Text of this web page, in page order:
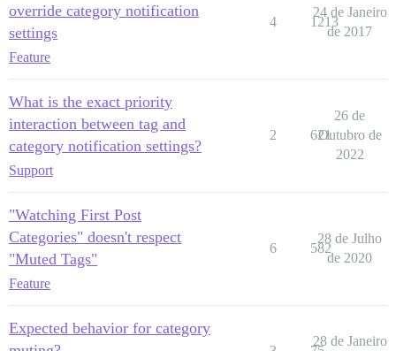
override category notification
settings
Feature
4 1213
24 de Janeiro
de 2017
What is the exact priority
interaction between tag and
category notification settings?
Support
2 621
26 de
Outubro de
2022
"Watching First Post
Categories" doesn't respect
"Muted Tags"
Feature
6 582
28 de Julho
de 2020
Expected behavior for category
28 de Janeiro